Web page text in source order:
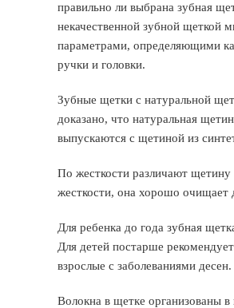
правильно ли выбрана зубная
некачественной зубной щеткой
параметрами, определяющими
ручки и головки.
Зубные щетки с натуральной
доказано, что натуральная
выпускаются с щетиной из
По жесткости различают
жесткости, она хорошо
Для ребенка до года зубная
Для детей постарше
взрослые с заболеваниями десен.
Волокна в щетке организованы